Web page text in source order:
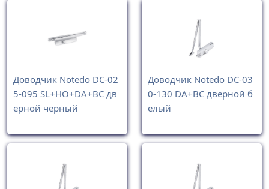
Доводчик Notedo DC-02
5-095 SL+HO+DA+BC дв
ерной черный
Доводчик Notedo DC-03
0-130 DA+BC дверной б
елый